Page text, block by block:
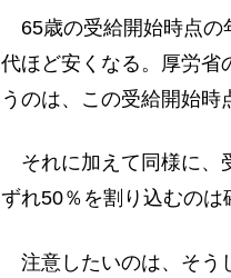
65歳の受給開始時点の
代ほど安くなる。厚労省
うのは、この受給開始時
それに加えて同様に、
ずれ50％を割り込むのは
注意したいのは、そう